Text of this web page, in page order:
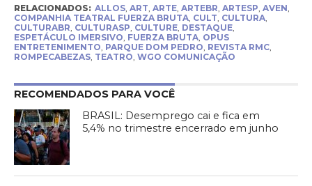
RELACIONADOS: ALLOS, ART, ARTE, ARTEBR, ARTESP, AVEN,
COMPANHIA TEATRAL FUERZA BRUTA, CULT, CULTURA,
CULTURABR, CULTURASP, CULTURE, DESTAQUE,
ESPETÁCULO IMERSIVO, FUERZA BRUTA, OPUS
ENTRETENIMENTO, PARQUE DOM PEDRO, REVISTA RMC,
ROMPECABEZAS, TEATRO, WGO COMUNICAÇÃO
RECOMENDADOS PARA VOCÊ
BRASIL: Desemprego cai e fica em
5,4% no trimestre encerrado em junho